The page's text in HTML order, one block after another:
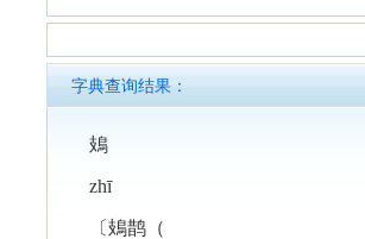
字典查询结果：
鳷
zhī
〔鳷鹊（